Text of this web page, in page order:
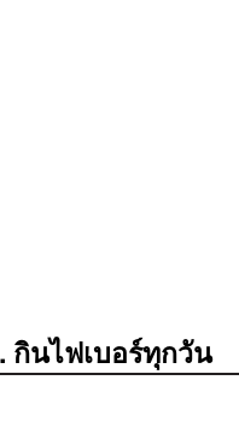
กินไฟเบอร์ทุกวัน